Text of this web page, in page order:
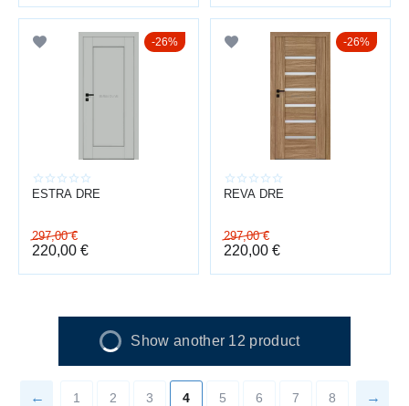
26%
ESTRA DRE
297,00 €
220,00 €
26%
REVA DRE
297,00 €
220,00 €
Show another 12 product
1 2 3 4 5 6 7 8